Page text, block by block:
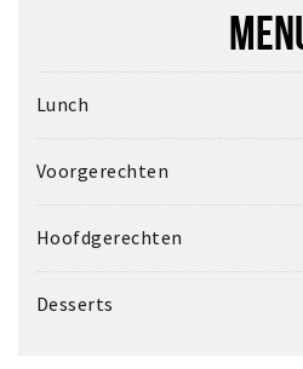
Lunch
Voorgerechten
Hoofdgerechten
Desserts